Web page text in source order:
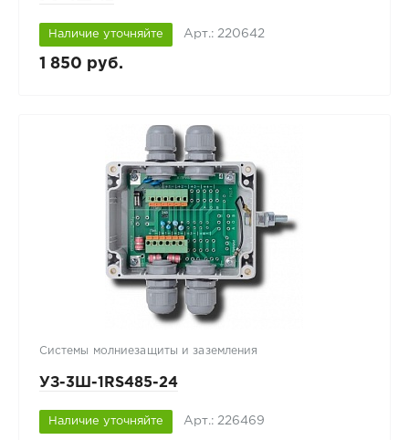
Наличие уточняйте Арт.: 220642
1 850 руб.
Системы молниезащиты и заземления
УЗ-3Ш-1RS485-24
Наличие уточняйте Арт.: 226469